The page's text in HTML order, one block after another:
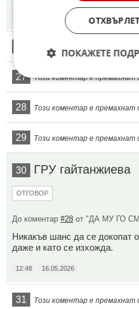
16.05.2026
Този коментар е премахнат
27 Този коментар е
28 Този коментар е премахнат
29 Този коментар е премахнат
30 ГРУ гайтанжиева
ОТГОВОР
До коментар #28 от "ДА МУ ГО
Никакъв шанс да се докопат
даже и като се изхожда.
12:48 16.05.2026
31 Този коментар е премахнат
ПОКАЖЕТЕ